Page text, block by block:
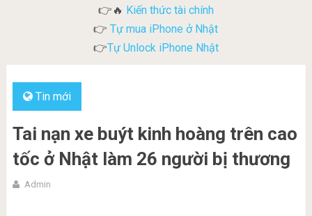
👉🔥 Kiến thức tài chính
👉 Tự mua iPhone ở Nhật
👉Tự Unlock iPhone Nhật
Tin mới
Tai nạn xe buýt kinh hoàng trên cao
tốc ở Nhật làm 26 người bị thương
Admin